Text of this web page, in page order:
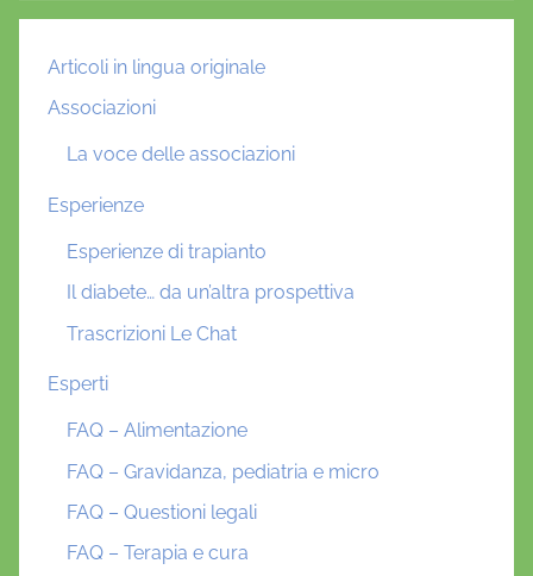
Articoli in lingua originale
Associazioni
La voce delle associazioni
Esperienze
Esperienze di trapianto
Il diabete… da un’altra prospettiva
Trascrizioni Le Chat
Esperti
FAQ – Alimentazione
FAQ – Gravidanza, pediatria e micro
FAQ – Questioni legali
FAQ – Terapia e cura